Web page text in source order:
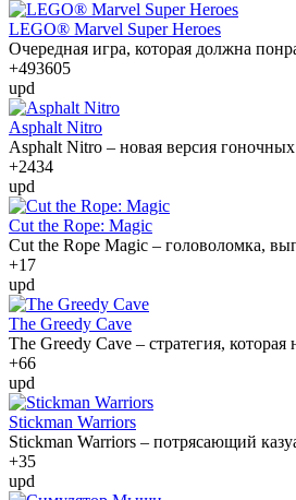
LEGO® Marvel Super Heroes
Очередная игра, которая должна
+493605
upd
Asphalt Nitro
Asphalt Nitro – новая версия
+2434
upd
Cut the Rope: Magic
Cut the Rope Magic – головоломка,
+1 7
upd
The Greedy Cave
The Greedy Cave – стратегия,
+66
upd
Stickman Warriors
Stickman Warriors – потрясающий
+35
upd